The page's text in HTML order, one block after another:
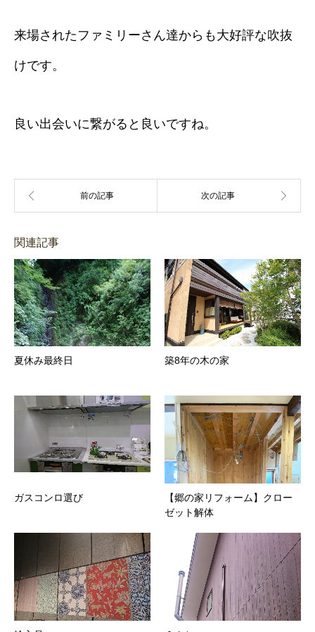
来場されたファミリーさん達からも大好評な吹抜
けです。
良い出会いに繋がると良いですね。
関連記事
夏休み最終日 築8年の木の家
ガスコンロ選び
【郷の家リフォーム】クロー
ゼット解体